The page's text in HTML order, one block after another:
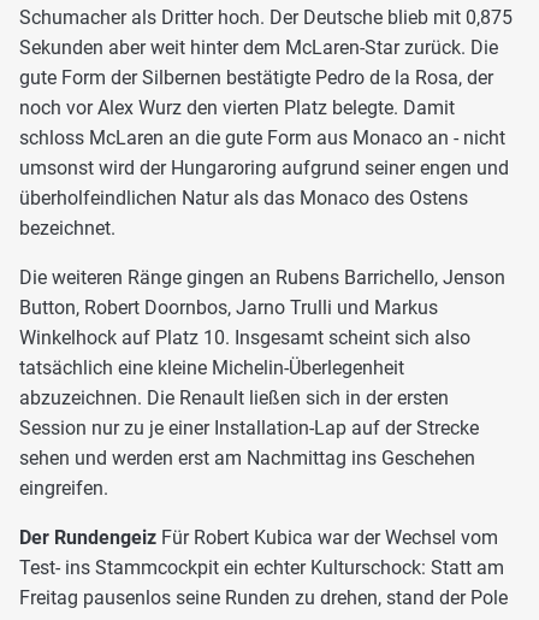
Schumacher als Dritter hoch. Der Deutsche blieb mit 0,875
Sekunden aber weit hinter dem McLaren-Star zurück. Die
gute Form der Silbernen bestätigte Pedro de la Rosa, der
noch vor Alex Wurz den vierten Platz belegte. Damit
schloss McLaren an die gute Form aus Monaco an - nicht
umsonst wird der Hungaroring aufgrund seiner engen und
überholfeindlichen Natur als das Monaco des Ostens
bezeichnet.
Die weiteren Ränge gingen an Rubens Barrichello, Jenson
Button, Robert Doornbos, Jarno Trulli und Markus
Winkelhock auf Platz 10. Insgesamt scheint sich also
tatsächlich eine kleine Michelin-Überlegenheit
abzuzeichnen. Die Renault ließen sich in der ersten
Session nur zu je einer Installation-Lap auf der Strecke
sehen und werden erst am Nachmittag ins Geschehen
eingreifen.
Der Rundengeiz Für Robert Kubica war der Wechsel vom
Test- ins Stammcockpit ein echter Kulturschock: Statt am
Freitag pausenlos seine Runden zu drehen, stand der Pole